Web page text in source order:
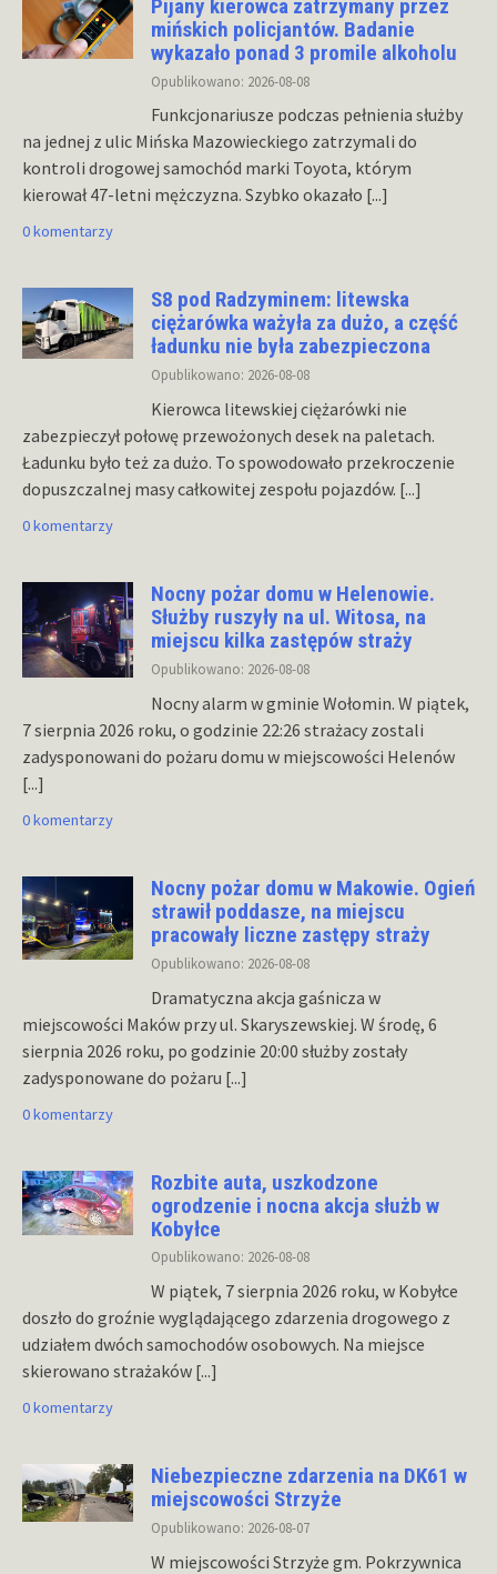
Pijany kierowca zatrzymany przez
mińskich policjantów. Badanie
wykazało ponad 3 promile alkoholu
Opublikowano: 2026-08-08
Funkcjonariusze podczas pełnienia służby
na jednej z ulic Mińska Mazowieckiego zatrzymali do
kontroli drogowej samochód marki Toyota, którym
kierował 47-letni mężczyzna. Szybko okazało [...]
0 komentarzy
S8 pod Radzyminem: litewska
ciężarówka ważyła za dużo, a część
ładunku nie była zabezpieczona
Opublikowano: 2026-08-08
Kierowca litewskiej ciężarówki nie
zabezpieczył połowę przewożonych desek na paletach.
Ładunku było też za dużo. To spowodowało przekroczenie
dopuszczalnej masy całkowitej zespołu pojazdów. [...]
0 komentarzy
Nocny pożar domu w Helenowie.
Służby ruszyły na ul. Witosa, na
miejscu kilka zastępów straży
Opublikowano: 2026-08-08
Nocny alarm w gminie Wołomin. W piątek,
7 sierpnia 2026 roku, o godzinie 22:26 strażacy zostali
zadysponowani do pożaru domu w miejscowości Helenów
[...]
0 komentarzy
Nocny pożar domu w Makowie. Ogień
strawił poddasze, na miejscu
pracowały liczne zastępy straży
Opublikowano: 2026-08-08
Dramatyczna akcja gaśnicza w
miejscowości Maków przy ul. Skaryszewskiej. W środę, 6
sierpnia 2026 roku, po godzinie 20:00 służby zostały
zadysponowane do pożaru [...]
0 komentarzy
Rozbite auta, uszkodzone
ogrodzenie i nocna akcja służb w
Kobyłce
Opublikowano: 2026-08-08
W piątek, 7 sierpnia 2026 roku, w Kobyłce
doszło do groźnie wyglądającego zdarzenia drogowego z
udziałem dwóch samochodów osobowych. Na miejsce
skierowano strażaków [...]
0 komentarzy
Niebezpieczne zdarzenia na DK61 w
miejscowości Strzyże
Opublikowano: 2026-08-07
W miejscowości Strzyże gm. Pokrzywnica